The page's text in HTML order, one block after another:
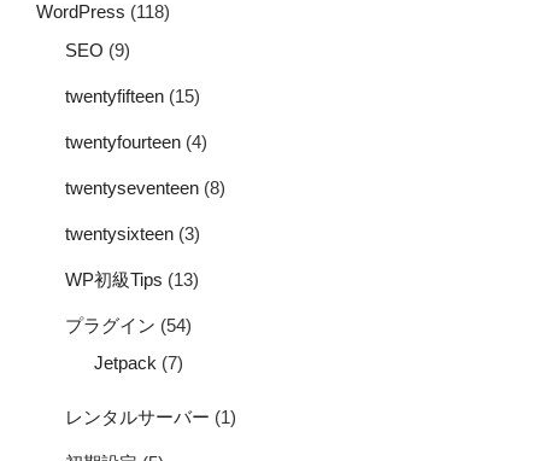
WordPress (118)
SEO (9)
twentyfifteen (15)
twentyfourteen (4)
twentyseventeen (8)
twentysixteen (3)
WP初級Tips (13)
プラグイン (54)
Jetpack (7)
レンタルサーバー (1)